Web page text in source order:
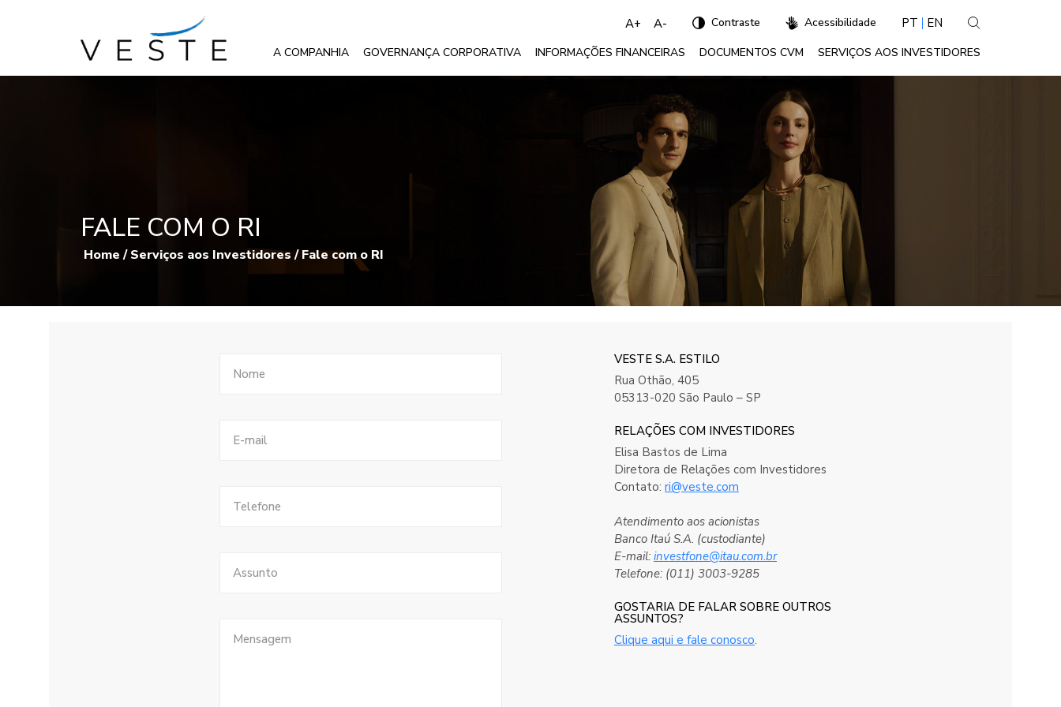
A+ A- Contraste Acessibilidade PT EN
A COMPANHIA GOVERNANÇA CORPORATIVA INFORMAÇÕES FINANCEIRAS DOCUMENTOS CVM SERVIÇOS AOS INVESTIDORES
FALE COM O RI
Home/Serviços aos Investidores/Fale com o RI
VESTE S.A. ESTILO
Rua Othão, 405
05313-020 São Paulo – SP
RELAÇÕES COM INVESTIDORES
Elisa Bastos de Lima
Diretora de Relações com Investidores
Contato: ri@veste.com
Atendimento aos acionistas
Banco Itaú S.A. (custodiante)
E-mail: investfone@itau.com.br
Telefone: (011) 3003-9285
GOSTARIA DE FALAR SOBRE OUTROS
ASSUNTOS?
Clique aqui e fale conosco.